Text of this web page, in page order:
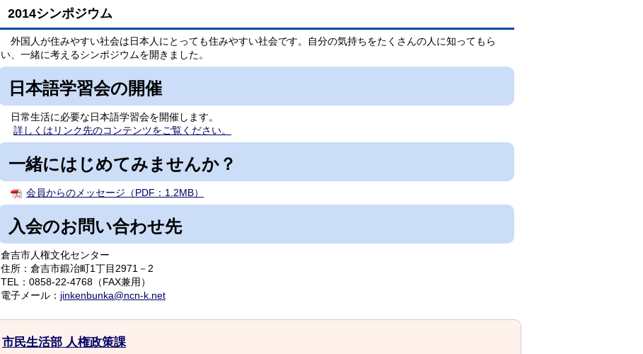
2014シンポジウム
外国人が住みやすい社会は日本人にとっても住みやすい社会です。自分の気持ちをたくさんの人に知ってもら
い、一緒に考えるシンポジウムを開きました。
日本語学習会の開催
日常生活に必要な日本語学習会を開催します。
詳しくはリンク先のコンテンツをご覧ください。
一緒にはじめてみませんか？
会員からのメッセージ（PDF：1.2MB）
入会のお問い合わせ先
倉吉市人権文化センター
住所：倉吉市鍛冶町1丁目2971－2
TEL：0858-22-4768（FAX兼用）
電子メール： jinkenbunka@ncn-k.net
市民生活部 人権政策課